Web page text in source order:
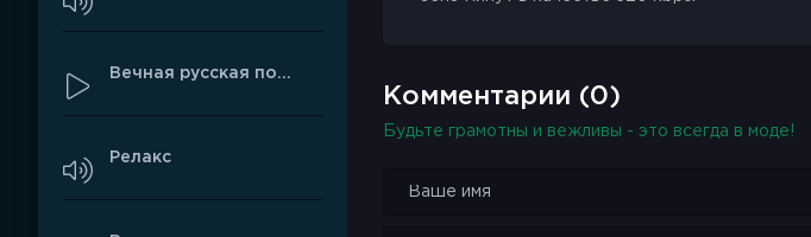
Комментарии (0)
Будьте грамотны и вежливы - это всегда в моде!
Вечная русская поп-музыка
Релакс